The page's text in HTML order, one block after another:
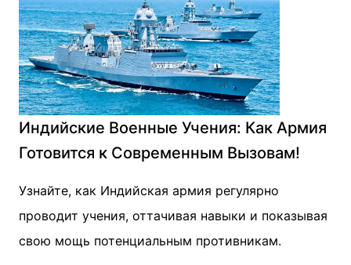
Индийские Военные Учения: Как Армия
Готовится к Современным Вызовам!
Узнайте, как Индийская армия регулярно
проводит учения, оттачивая навыки и показывая
свою мощь потенциальным противникам.